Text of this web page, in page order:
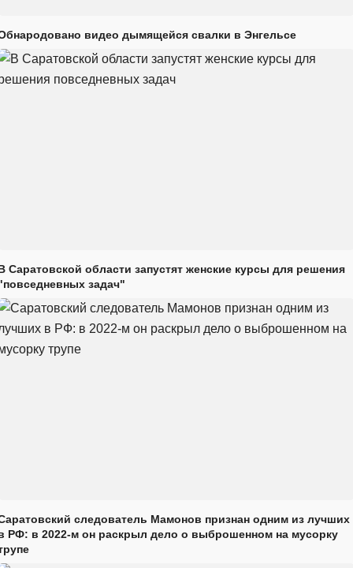
видео дымящейся свалки в Энгельсе
Саратовской области запустят женские курсы для решения
задач"
следователь Мамонов признан одним из лучших
РФ: в 2022-м он раскрыл дело о выброшенном на мусорку